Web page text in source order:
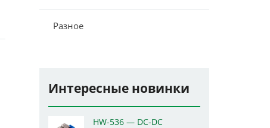
Разное
Интересные новинки
HW-536 — DC-DC